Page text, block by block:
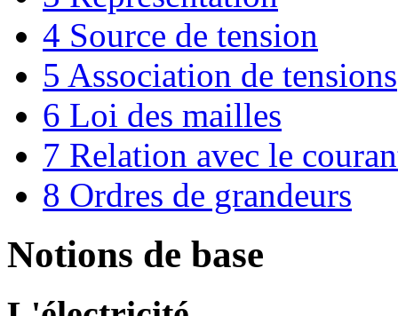
4 Source de tension
5 Association de tensions
6 Loi des mailles
7 Relation avec le
8 Ordres de grandeurs
Notions de base